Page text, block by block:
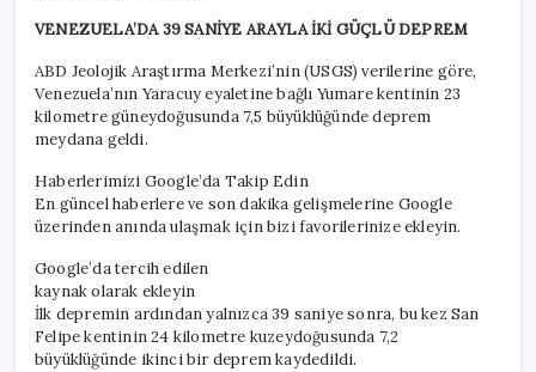
VENEZUELA’DA 39 SANİYE ARAYLA İKİ GÜÇLÜ DEPREM
ABD Jeolojik Araştırma Merkezi’nin (USGS) verilerine göre,
Venezuela’nın Yaracuy eyaletine bağlı Yumare kentinin 23
kilometre güneydoğusunda 7,5 büyüklüğünde deprem
meydana geldi.
Haberlerimizi Google’da Takip Edin
En güncel haberlere ve son dakika gelişmelerine Google
üzerinden anında ulaşmak için bizi favorilerinize ekleyin.
Google’da tercih edilen
kaynak olarak ekleyin
İlk depremin ardından yalnızca 39 saniye sonra, bu kez San
Felipe kentinin 24 kilometre kuzeydoğusunda 7,2
büyüklüğünde ikinci bir deprem kaydedildi.